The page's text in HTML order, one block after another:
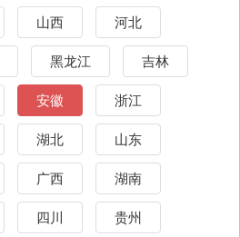
山西 河北
黑龙江 吉林
安徽 浙江
湖北 山东
广西 湖南
四川 贵州